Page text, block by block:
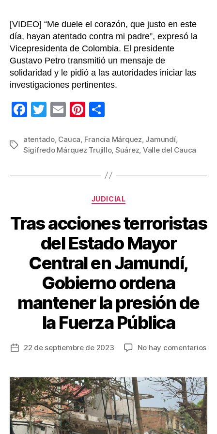
[VIDEO] “Me duele el corazón, que justo en este
día, hayan atentado contra mi padre”, expresó la
Vicepresidenta de Colombia. El presidente
Gustavo Petro transmitió un mensaje de
solidaridad y le pidió a las autoridades iniciar las
investigaciones pertinentes.
F
c
e
b
k
T
tt
er
E
ail
Pi
er
e
st
m
p
ar
Etiquetas
atentado, Cauca, Francia Márquez, Jamundí,
Sigifredo Márquez Trujillo, Suárez, Valle del Cauca
Categorías
JUDICIAL
Tras acciones terroristas
del Estado Mayor
Central en Jamundí,
Gobierno ordena
mantener la presión de
la Fuerza Pública
Fecha
entrada
22 de septiembre de 2023 No hay comentariosen
del